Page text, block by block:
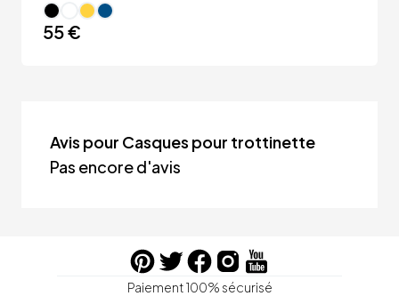
55 €
Avis pour Casques pour trottinette
Pas encore d'avis
Paiement 100% sécurisé